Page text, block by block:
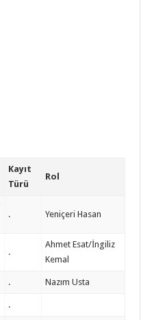
Kayıt
Türü
Rol
. Yeniçeri Hasan
.
Ahmet Esat/İngiliz
Kemal
. Nazım Usta
.